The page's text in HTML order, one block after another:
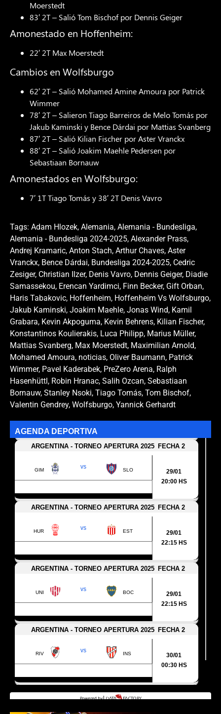
Moerstedt
83′ 2T – Salió Tom Bischof por Dennis Geiger
Amonestado en Hoffenheim:
22′ 2T Max Moerstedt
Cambios en Wolfsburgo
62′ 2T – Salió Mohamed Amine Amoura por Patrick
Wimmer
78′ 2T – Salieron Tiago Barreiros de Melo Tomás por
Jakub Kaminski y Bence Dárdai por Mattias Svanberg
87′ 2T – Salió Kilian Fischer por Aster Vranckx
88′ 2T – Salió Joakim Maehle Pedersen por
Sebastiaan Bornauw
Amonestados en Wolfsburgo:
7′ 1T Tiago Tomás y 38′ 2T Denis Vavro
Tags: Adam Hlozek, Alemania, Alemania - Bundesliga,
Alemania - Bundesliga 2024-2025, Alexander Prass,
Andrej Kramaric, Anton Stach, Arthur Chaves, Aster
Vranckx, Bence Dárdai, Bundesliga 2024-2025, Cedric
Zesiger, Christian Ilzer, Denis Vavro, Dennis Geiger, Diadie
Samassekou, Erencan Yardimci, Finn Becker, Gift Orban,
Haris Tabakovic, Hoffenheim, Hoffenheim Vs Wolfsburgo,
Jakub Kaminski, Joakim Maehle, Jonas Wind, Kamil
Grabara, Kevin Akpoguma, Kevin Behrens, Kilian Fischer,
Konstantinos Koulierakis, Luca Philipp, Marius Müller,
Mattias Svanberg, Max Moerstedt, Maximilian Arnold,
Mohamed Amoura, noticias, Oliver Baumann, Patrick
Wimmer, Pavel Kaderabek, PreZero Arena, Ralph
Hasenhüttl, Robin Hranac, Salih Ozcan, Sebastiaan
Bornauw, Stanley Nsoki, Tiago Tomás, Tom Bischof,
Valentin Gendrey, Wolfsburgo, Yannick Gerhardt